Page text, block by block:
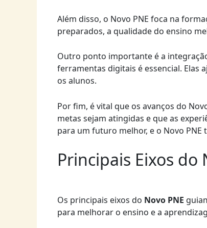
Além disso, o Novo PNE foca na
preparados, a qualidade do ensino
Outro ponto importante é a
ferramentas digitais é essencial. Elas
os alunos.
Por fim, é vital que os avanços do
metas sejam atingidas e que as
para um futuro melhor, e o Novo
Principais Eixos do
Os principais eixos do Novo PNE
para melhorar o ensino e a